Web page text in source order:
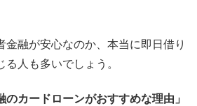
金融が安心なのか、本当に即日借り
人も多いでしょう。
のカードローンがおすすめな理由」